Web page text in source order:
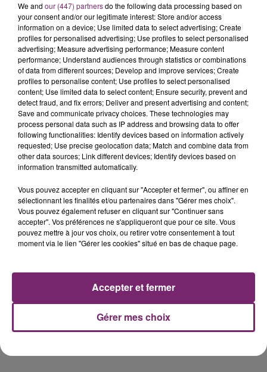
La Bulle - Guinguette éphémère
de Frelinghien !
éclipse solaire du 12 Août 2026
partis hier soir pour la Gironde
We and our (447) partnersdo the following data processing based on
your consent and/or our legitimate interest: Store and/or access
information on a device; Use limited data to select advertising; Create
profiles for personalised advertising; Use profiles to select personalised
advertising; Measure advertising performance; Measure content
performance; Understand audiences through statistics or combinations
of data from different sources; Develop and improve services; Create
profiles to personalise content; Use profiles to select personalised
content; Use limited data to select content; Ensure security, prevent and
detect fraud, and fix errors; Deliver and present advertising and content;
Save and communicate privacy choices. These technologies may
process personal data such as IP address and browsing data to offer
following functionalities: Identify devices based on information actively
requested; Use precise geolocation data; Match and combine data from
other data sources; Link different devices; Identify devices based on
information transmitted automatically.
Vous pouvez accepter en cliquant sur "Accepter et fermer", ou affiner en
sélectionnant les finalités et/ou partenaires dans "Gérer mes choix".
Vous pouvez également refuser en cliquant sur "Continuer sans
accepter". Vos préférences ne s'appliqueront que pour ce site. Vous
pouvez mettre à jour vos choix, ou retirer votre consentement à tout
moment via le lien "Gérer les cookies" situé en bas de chaque page.
Gérer mes choix
Accepter et fermer